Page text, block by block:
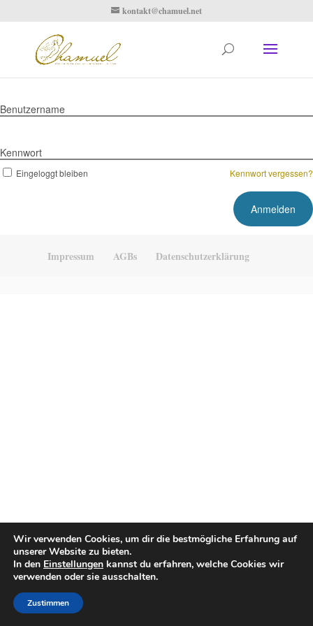
kontakt@chamuel.net
Benutzername
Kennwort
Eingeloggt bleiben Kennwort vergessen?
Impressum AGBs Datenschutzerklärung
Wir verwenden Cookies, um dir die bestmögliche Erfahrung auf
unserer Website zu bieten.
In den Einstellungen kannst du erfahren, welche Cookies wir
verwenden oder sie ausschalten.
Zustimmen